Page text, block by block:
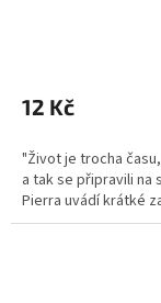
12 Kč
"Život je trocha
a tak se připravili na
Pierra uvádí krátké